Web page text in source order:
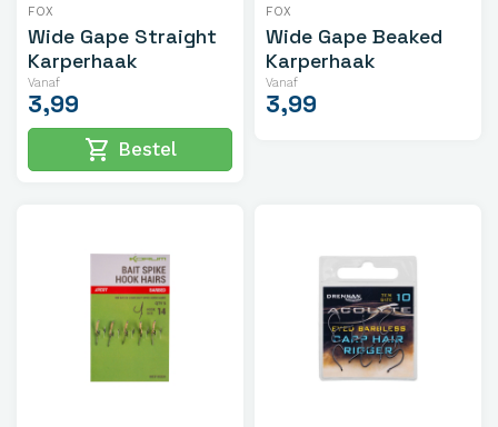
FOX
Wide Gape Straight
Karperhaak
Vanaf
3,99
shopping_cart Bestel
FOX
Wide Gape Beaked
Karperhaak
Vanaf
3,99